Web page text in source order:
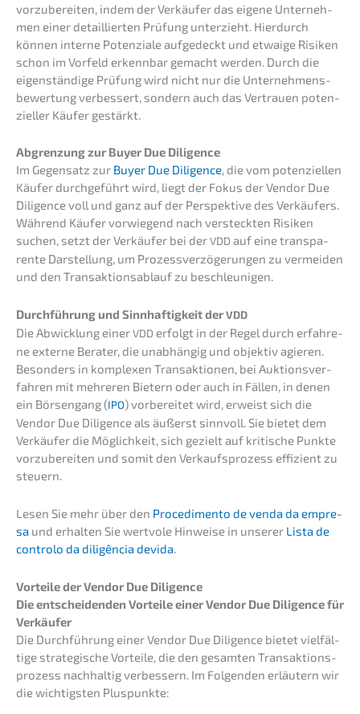
vorzu­be­rei­ten, indem der Verkäu­fer das eigene Unter­neh­
men einer detail­lier­ten Prüfung unter­zieht. Hierdurch
können inter­ne Poten­zia­le aufge­deckt und etwaige Risiken
schon im Vorfeld erkenn­bar gemacht werden. Durch die
eigen­stän­di­ge Prüfung wird nicht nur die Unter­neh­mens­
be­wer­tung verbes­sert, sondern auch das Vertrau­en poten­
zi­el­ler Käufer gestärkt.
Abgren­zung zur Buyer Due Diligence
Im Gegen­satz zur Buyer Due Diligence, die vom poten­zi­el­len
Käufer durch­ge­führt wird, liegt der Fokus der Vendor Due
Diligence voll und ganz auf der Perspek­ti­ve des Verkäu­fers.
Während Käufer vorwie­gend nach versteck­ten Risiken
suchen, setzt der Verkäu­fer bei derVDD auf eine trans­pa­
ren­te Darstel­lung, um Prozess­ver­zö­ge­run­gen zu vermei­den
und den Trans­ak­ti­ons­ab­lauf zu beschleunigen.
Durch­füh­rung und Sinnhaf­tig­keit derVDD
Die Abwick­lung einerVDD erfolgt in der Regel durch erfah­re­
ne exter­ne Berater, die unabhän­gig und objek­tiv agieren.
Beson­ders in komple­xen Trans­ak­tio­nen, bei Aukti­ons­ver­
fah­ren mit mehre­ren Bietern oder auch in Fällen, in denen
ein Börsen­gang (IPO) vorbe­rei­tet wird, erweist sich die
Vendor Due Diligence als äußerst sinnvoll. Sie bietet dem
Verkäu­fer die Möglich­keit, sich gezielt auf kriti­sche Punkte
vorzu­be­rei­ten und somit den Verkaufs­pro­zess effizi­ent zu
steuern.
Lesen Sie mehr über den Proce­di­men­to de venda da empre­
sa und erhal­ten Sie wertvo­le Hinwei­se in unserer Lista de
contro­lo da diligên­cia devida.
Vortei­le der Vendor Due Diligence
Die entschei­den­den Vortei­le einer Vendor Due Diligence für
Verkäufer
Die Durch­füh­rung einer Vendor Due Diligence bietet vielfäl­
ti­ge strate­gi­sche Vortei­le, die den gesam­ten Trans­ak­ti­ons­
pro­zess nachhal­tig verbes­sern. Im Folgen­den erläu­tern wir
die wichtigs­ten Pluspunkte: